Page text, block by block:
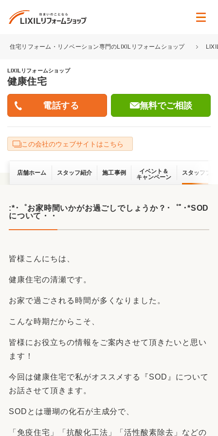
住宅リフォーム・リノベーション専門のLIXILリフォームショップ
LIXILリフォームショップ
健康住宅
無料でご相談
この会社のウェブサイトはこちら
店舗ホーム スタッフ紹介 施工事例
イベント＆
キャンペーン
スタッフブ
:*･゜お家時間いかがお過ごしでしょうか？･゜ﾟ･*SOD
について・・
皆様こんにちは、
健康住宅の清瀬です。
お家で過ごされる時間が多くなりました。
こんな時期だからこそ、
皆様にお役立ちの情報をご案内させて頂きたいと思い
ます！
今回は健康住宅で私がオススメする『SOD』について
お話させて頂きます。
SODとは珊瑚の化石が主成分で、
「免疫住宅」「抗酸化工法」「活性酸素除去」などの